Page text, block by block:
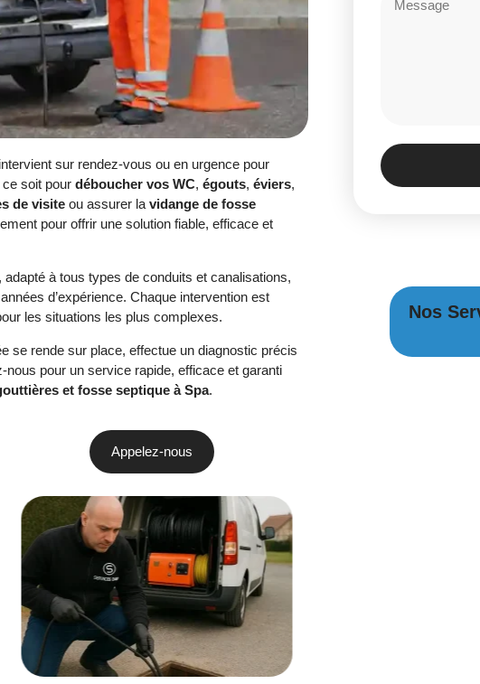
intervient sur rendez-vous ou en urgence pour
ce soit pour déboucher vos WC, égouts, éviers,
de visite ou assurer la vidange de fosse
pour offrir une solution fiable, efficace et
adapté à tous types de conduits et canalisations,
d’expérience. Chaque intervention est
les situations les plus complexes.
se rende sur place, effectue un diagnostic précis
pour un service rapide, efficace et garanti
et fosse septique à Spa.
Appelez-nous
Nos